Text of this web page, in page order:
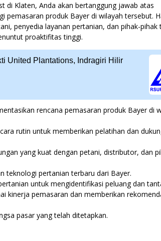
di Klaten, Anda akan bertanggung jawab atas
pemasaran produk Bayer di wilayah tersebut.
penyedia layanan pertanian, dan pihak-pihak
proaktifitas tinggi.
United Plantations, Indragiri Hilir
rencana pemasaran produk Bayer di
rutin untuk memberikan pelatihan dan
yang kuat dengan petani, distributor, dan
teknologi pertanian terbaru dari Bayer.
untuk mengidentifikasi peluang dan
kinerja pemasaran dan memberikan
pasar yang telah ditetapkan.